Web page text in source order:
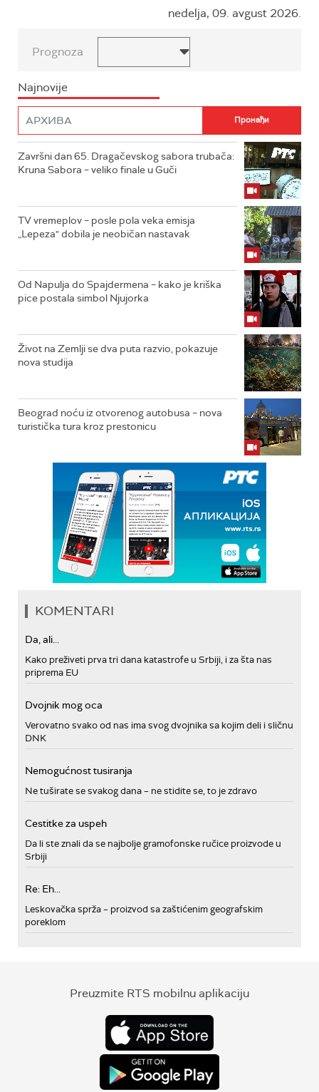
nedelja, 09. avgust 2026.
Prognoza
Najnovije
Završni dan 65. Dragačevskog sabora trubača:
Kruna Sabora – veliko finale u Guči
TV vremeplov – posle pola veka emisja
„Lepeza" dobila je neobičan nastavak
Od Napulja do Spajdermena – kako je kriška
pice postala simbol Njujorka
Život na Zemlji se dva puta razvio, pokazuje
nova studija
Beograd noću iz otvorenog autobusa – nova
turistička tura kroz prestonicu
KOMENTARI
Da, ali...
Kako preživeti prva tri dana katastrofe u Srbiji, i za šta nas
priprema EU
Dvojnik mog oca
Verovatno svako od nas ima svog dvojnika sa kojim deli i sličnu
DNK
Nemogućnost tusiranja
Ne tuširate se svakog dana – ne stidite se, to je zdravo
Cestitke za uspeh
Da li ste znali da se najbolje gramofonske ručice proizvode u
Srbiji
Re: Eh...
Leskovačka sprža – proizvod sa zaštićenim geografskim
poreklom
Preuzmite RTS mobilnu aplikaciju